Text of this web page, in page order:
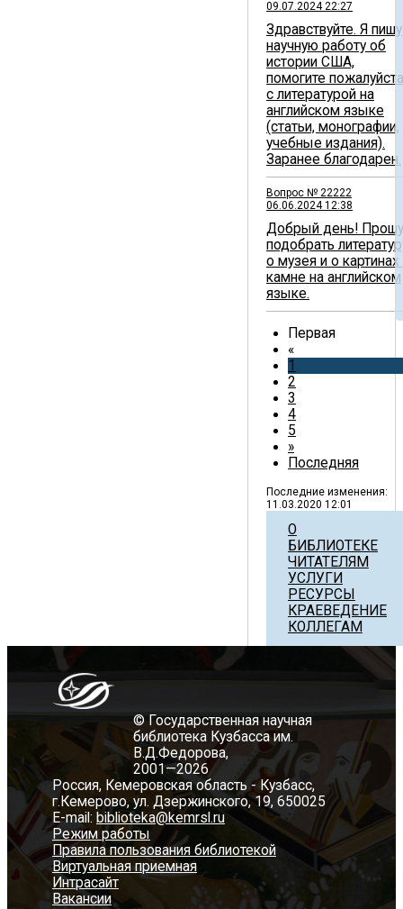
09.07.2024 22:27
Здравствуйте. Я пишу
научную работу об
истории США,
помогите пожалуйста
с литературой на
английском языке
(статьи, монографии,
учебные издания).
Заранее благодарен.
Вопрос № 22222
06.06.2024 12:38
Добрый день! Прошу
подобрать
о музея и о картинах
камне на английском
языке.
Первая
«
1
2
3
4
5
»
Последняя
Последние изменения:
11.03.2020 12:01
О
БИБЛИОТЕКЕ
ЧИТАТЕЛЯМ
УСЛУГИ
РЕСУРСЫ
КРАЕВЕДЕНИЕ
КОЛЛЕГАМ
© Государственная научная
библиотека Кузбасса им.
В.Д.Федорова,
2001—2026
Россия, Кемеровская область - Кузбасс,
г.Кемерово, ул. Дзержинского, 19, 650025
E-mail: biblioteka@kemrsl.ru
Режим работы
Правила пользования библиотекой
Виртуальная приемная
Интрасайт
Вакансии